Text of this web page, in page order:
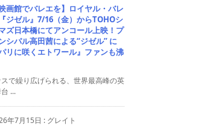
映画館でバレエを】ロイヤル・バレ
ジゼル』7/16（金）からTOHOシ
ズ日本橋にてアンコール上映！プ
シパル高田茜による“ジゼル” に
パリに咲くエトワール』ファンも沸
で繰り広げられる、世界最高峰の英
...
年7月15日 : グレイト